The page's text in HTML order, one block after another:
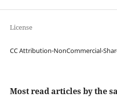
License
CC Attribution-NonCommercial-
Most read articles by the